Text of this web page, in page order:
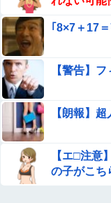
｢8×7＋17
【警告】
【朗報】
【エ□注意
の子がこち